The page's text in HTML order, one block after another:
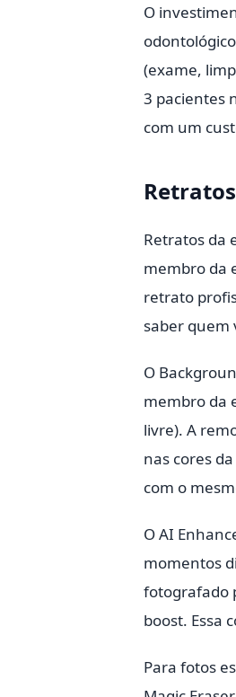
O
(exame,
3 pacientes
com um
Retratos da
membro da
retrato
saber quem
O
membro da
livre). A
nas cores
com o
O AI
momentos
fotografado
boost. Essa
Para fotos